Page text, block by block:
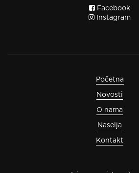
Facebook
Instagram
Početna
Novosti
O nama
Naselja
Kontakt